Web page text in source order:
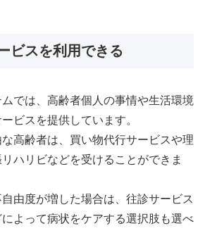
ビスを利用できる
では、高齢者個人の事情や生活環境
ビスを提供しています。
高齢者は、買い物代行サービスや理
ハリビなどを受けることができま
由度が増した場合は、往診サービス
よって病状をケアする選択肢も選べ